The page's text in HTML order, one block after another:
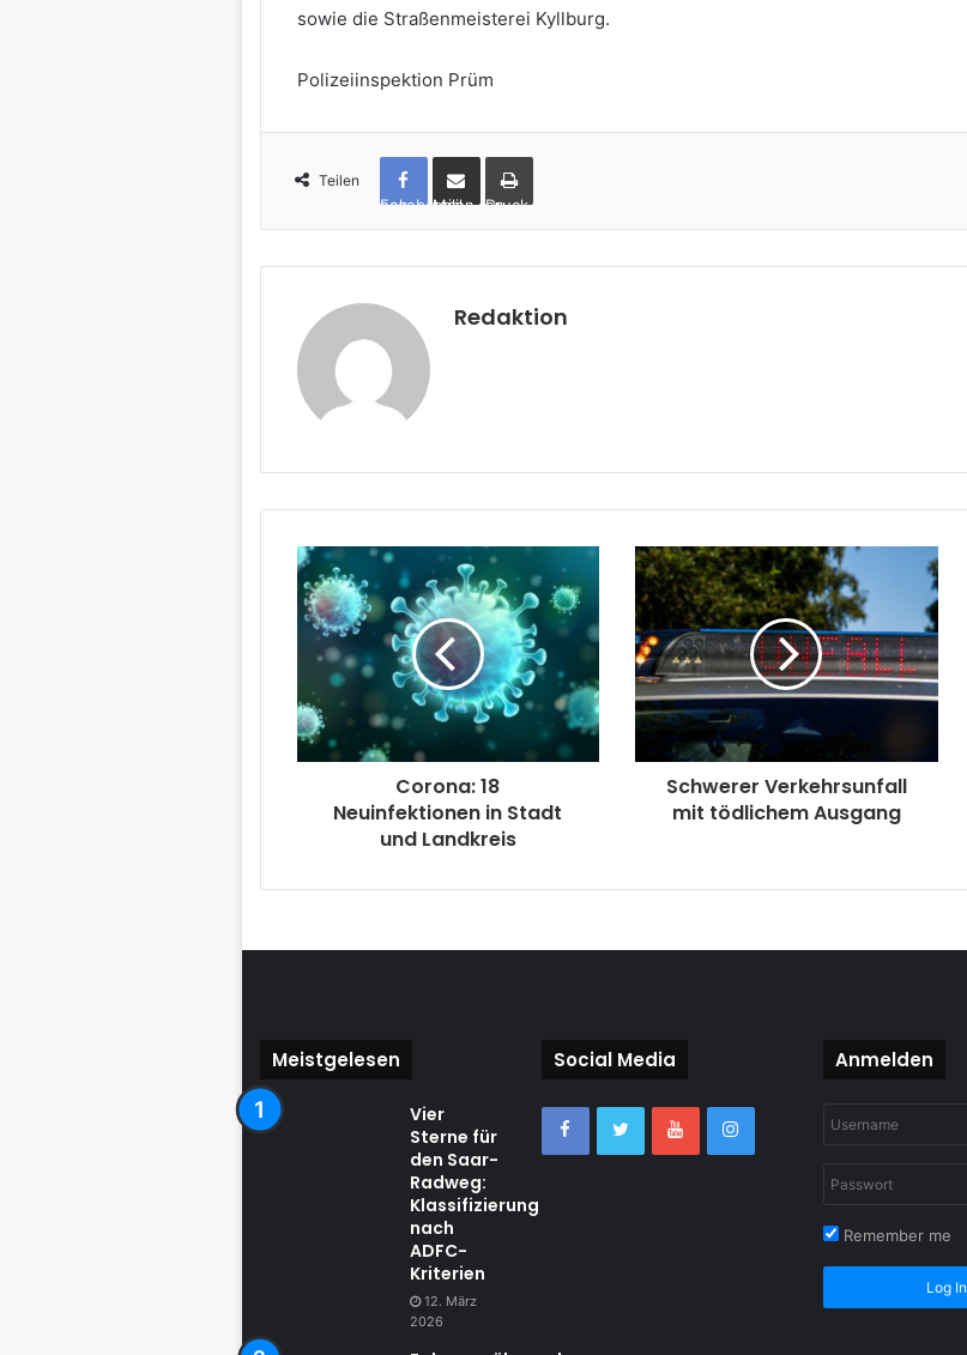
sowie die Straßenmeisterei Kyllburg.
Polizeiinspektion Prüm
Teilen
Facebook per Mail teilen Drucken
Redaktion
Corona: 18
Neuinfektionen in Stadt
und Landkreis
Schwerer Verkehrsunfall
mit tödlichem Ausgang
Meistgelesen
Vier
Sterne für
den Saar-
Radweg:
Klassifizierung
nach
ADFC-
Kriterien
12. März
2026
Social Media Anmelden
Remember me
Log In